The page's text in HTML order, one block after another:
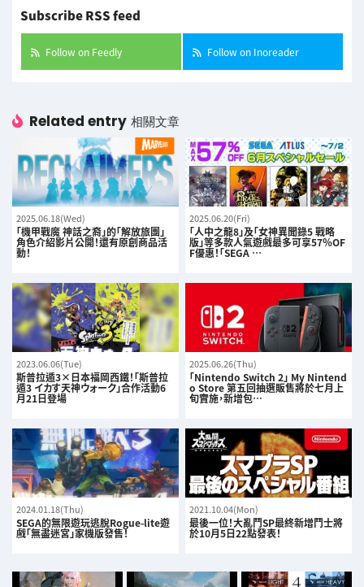
Subscribe RSS feed
Follow on Feedly Follow on Inoreader
Related entry 相關文章
2025.06.18(Wed)
「機甲戰魔 神話之裔」的「解放旅團」
角色介紹影片公開！還有原創商品活
動！
2025.06.20(Fri)
「人中之龍8」及「女神異聞錄5 戰略
版」等多款人氣遊戲最多可享57％OF
F優惠！「SEGA …
2023.06.06(Tue)
斯普拉遁3×日本福岡西鐵！「斯普拉
遁3 イカす天神ウォーク」合作活動6
月21日登場
2025.06.26(Thu)
「Nintendo Switch 2」 My Nintend
o Store 第五回抽選販售將於七月上
旬實施，新增包…
2024.01.18(Thu)
SEGA的無限遊玩逃脫Rogue-lite遊
戲「無盡迷宮」家機版發售！
2021.10.04(Mon)
最後一位！大亂鬥SP最終新增鬥士將
於10月5日22點發表！